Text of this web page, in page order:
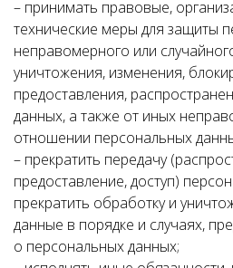
– принимать правовые,
технические меры для защиты
неправомерного или
уничтожения, изменения,
предоставления,
данных, а также от иных
отношении персональных
– прекратить передачу
предоставление, доступ)
прекратить обработку и
данные в порядке и случаях,
о персональных данных;